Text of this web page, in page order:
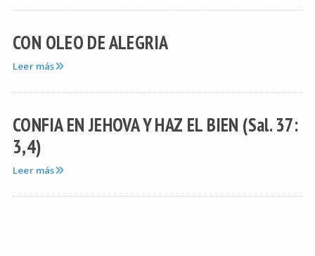
CON OLEO DE ALEGRIA
Leer más
CONFIA EN JEHOVA Y HAZ EL BIEN (Sal. 37:
3,4)
Leer más